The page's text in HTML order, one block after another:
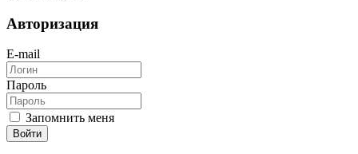
Авторизация
E-mail
Пароль
Запомнить меня
Войти